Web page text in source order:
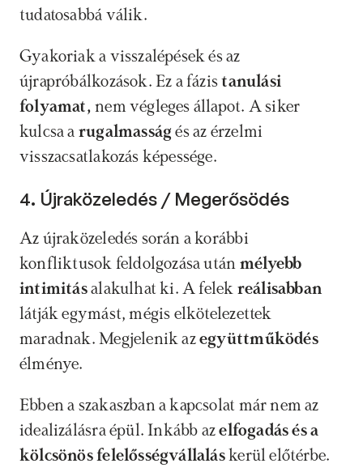
tudatosabbá válik.
Gyakoriak a visszalépések és az
újrapróbálkozások. Ez a fázis tanulási
folyamat, nem végleges állapot. A siker
kulcsa a rugalmasság és az érzelmi
visszacsatlakozás képessége.
4. Újraközeledés / Megerősödés
Az újraközeledés során a korábbi
konfliktusok feldolgozása után mélyebb
intimitás alakulhat ki. A felek
látják egymást, mégis elkötelezettek
maradnak. Megjelenik az együttműködés
élménye.
Ebben a szakaszban a kapcsolat már nem az
idealizálásra épül. Inkább az elfogadás és a
kölcsönös felelősségvállalás kerül előtérbe.